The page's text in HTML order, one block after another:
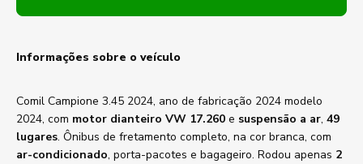
Informações sobre o veículo
Comil Campione 3.45 2024, ano de fabricação 2024 modelo
2024, com motor dianteiro VW 17.260 e suspensão a ar, 49
lugares. Ônibus de fretamento completo, na cor branca, com
ar-condicionado, porta-pacotes e bagageiro. Rodou apenas 2